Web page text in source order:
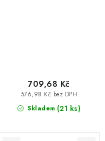
Skladem (21 ks)
576,98 Kč bez DPH
709,68 Kč